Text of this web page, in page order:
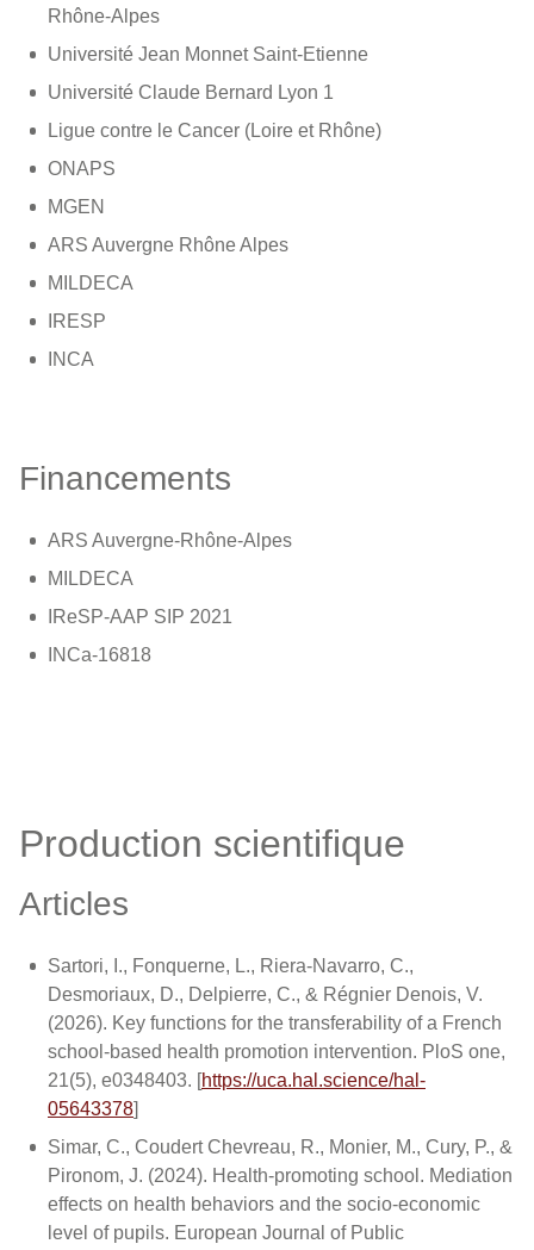
Rhône-Alpes
Université Jean Monnet Saint-Etienne
Université Claude Bernard Lyon 1
Ligue contre le Cancer (Loire et Rhône)
ONAPS
MGEN
ARS Auvergne Rhône Alpes
MILDECA
IRESP
INCA
Financements
ARS Auvergne-Rhône-Alpes
MILDECA
IReSP-AAP SIP 2021
INCa-16818
Production scientifique
Articles
Sartori, I., Fonquerne, L., Riera-Navarro, C.,
Desmoriaux, D., Delpierre, C., & Régnier Denois, V.
(2026). Key functions for the transferability of a French
school-based health promotion intervention. PloS one,
21(5), e0348403. [https://uca.hal.science/hal-
05643378]
Simar, C., Coudert Chevreau, R., Monier, M., Cury, P., &
Pironom, J. (2024). Health-promoting school. Mediation
effects on health behaviors and the socio-economic
level of pupils. European Journal of Public